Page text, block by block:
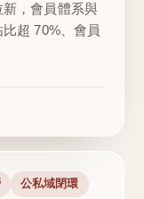
，會員體系與
超 70%、會員
公私域閉環